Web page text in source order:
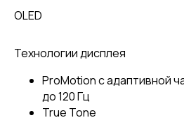
OLED
Технологии дисплея
ProMotion с адаптивной
до 120 Гц
True Tone